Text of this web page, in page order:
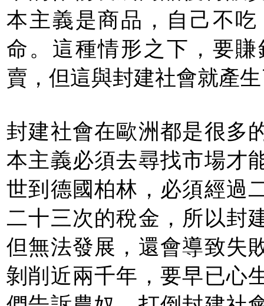
本主義是商品，自己不
命。這種情形之下，要
賣，但這與封建社會就產
封建社會在歐洲都是很多
本主義必須去尋找市場才
世到德國柏林，必須經過
二十三次的稅金，所以封
但無法發展，還會導致失
剝削近兩千年，要早已心